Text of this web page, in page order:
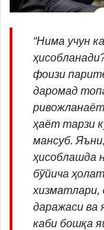
“Нима учун
фоизи
даромад
ҳаёт тарзи
мансуб.
ҳисоблашда
бўйича
хизматлари,
даражаси ва
каби бошқа